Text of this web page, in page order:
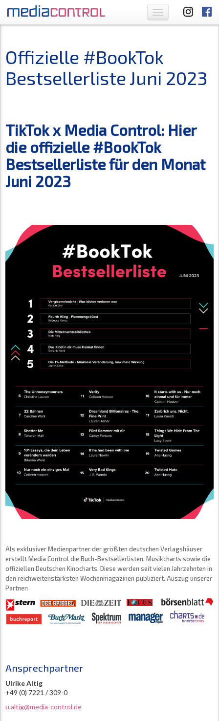
Toggle
navigation
Offizielle #BookTok
Bestsellerliste Juni 2023
TikTok x Media Control: Hier
die offizielle #BookTok
Bestsellerliste für den Monat
Juni 2023
Als exklusiver Medienpartner der größten deutschen Verlagshäuser
erstellt Media Control die Buch-Bestsellerlisten, Musikcharts sowie die
offiziellen Deutschen Kinocharts. Diese werden seit vielen Jahrzehnten in
den reichweitenstärksten Wochenmagazinen publiziert. Auszug unserer
Partner:
Ansprechpartner
Ulrike Altig
+49 (0) 7221 / 309-0
u.altig@media-control.de